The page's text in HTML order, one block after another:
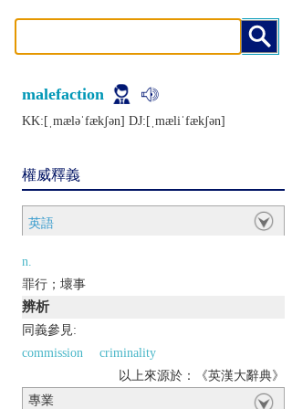
malefaction
KK:[ˌmælǝˈfækʃǝn] DJ:[ˌmæliˈfækʃǝn]
權威釋義
英語
n.
罪行；壞事
辨析
同義參見:
commission
criminality
以上來源於：《英漢大辭典》
專業